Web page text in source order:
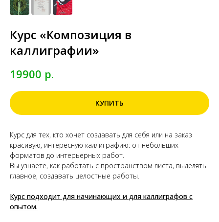
Курс «Композиция в
каллиграфии»
19900 р.
КУПИТЬ
Курс для тех, кто хочет создавать для себя или на заказ
красивую, интересную каллиграфию: от небольших
форматов до интерьерных работ.
Вы узнаете, как работать с пространством листа, выделять
главное, создавать целостные работы.
Курс подходит для начинающих и для каллиграфов с
опытом.